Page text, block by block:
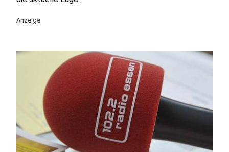
Anzeige